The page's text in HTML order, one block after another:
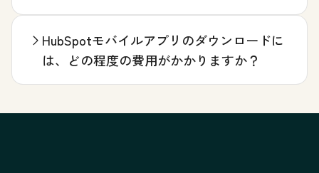
HubSpotモバイルアプリのダウンロードに
は、どの程度の費用がかかりますか？